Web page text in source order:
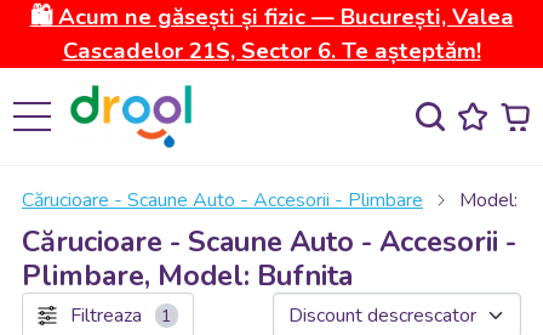
🛍️ Acum ne găsești și fizic — București, Valea
Cascadelor 21S, Sector 6. Te așteptăm!
Cărucioare - Scaune Auto - Accesorii - Plimbare Model:
Cărucioare - Scaune Auto - Accesorii -
Plimbare, Model: Bufnita
Filtreaza 1